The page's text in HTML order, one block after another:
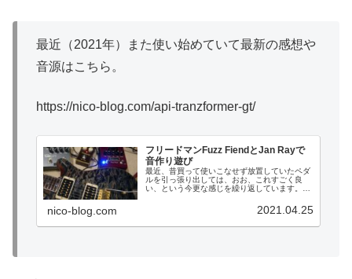
最近（2021年）また使い始めていて最新の感想や
音源はこちら。
https://nico-blog.com/api-tranzformer-gt/
フリードマンFuzz FiendとJan Rayで
音作り遊び
最近、昔買って使いこなせず放置していたペダ
ルを引っ張り出しては、おお、これすごく良
い、という今更な感じを繰り返しています。フ
もともとファズがあんまり使いこなせないし、
nico-blog.com 2021.04.25